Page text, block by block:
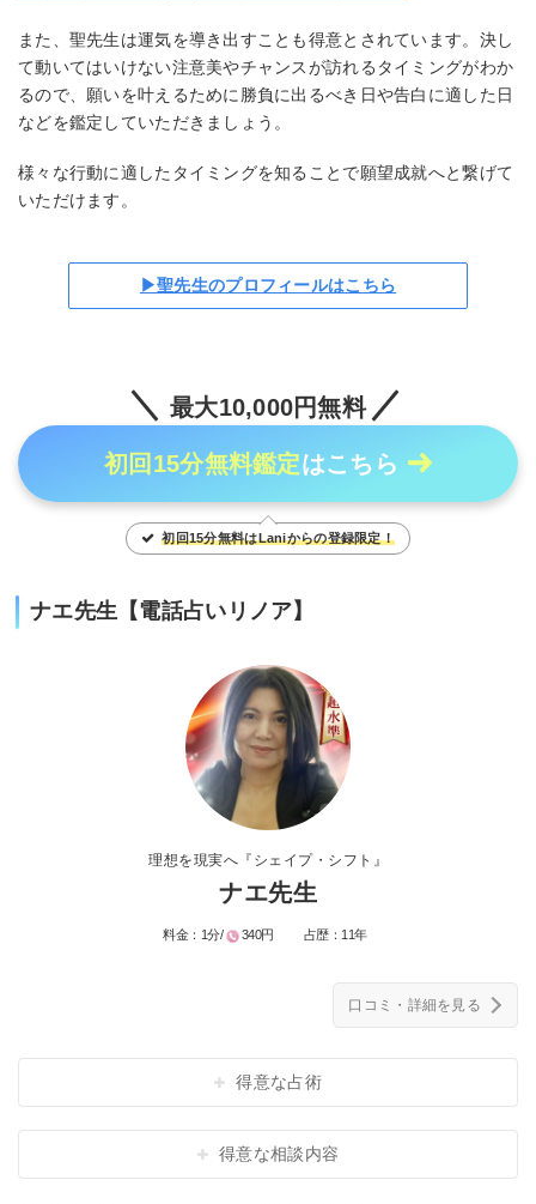
また、聖先生は運気を導き出すことも得意とされています。決し
て動いてはいけない注意美やチャンスが訪れるタイミングがわか
るので、願いを叶えるために勝負に出るべき日や告白に適した日
などを鑑定していただきましょう。
様々な行動に適したタイミングを知ることで願望成就へと繋げて
いただけます。
▶聖先生のプロフィールはこちら
最大10,000円無料
初回15分無料鑑定はこちら
初回15分無料はLaniからの登録限定！
ナエ先生【電話占いリノア】
理想を現実へ『シェイプ・シフト』
ナエ先生
料金： 1分/ 340円 占歴： 11年
口コミ・詳細を見る
得意な占術
得意な相談内容